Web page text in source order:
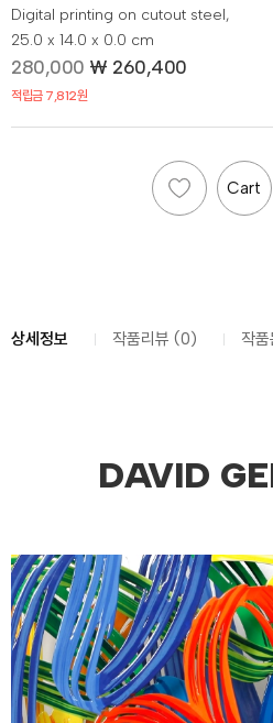
Digital printing on cutout steel,
25.0 x 14.0 x 0.0 cm
280,000 ₩ 260,400
적립금 7,812원
Cart
상세정보 작품리뷰 (0) 작
DAVID